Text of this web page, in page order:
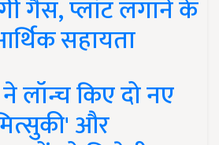
गैस, प्लांट लगाने के
सहायता
लॉन्च किए दो नए
और